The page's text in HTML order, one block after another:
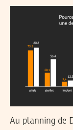
Au planning de